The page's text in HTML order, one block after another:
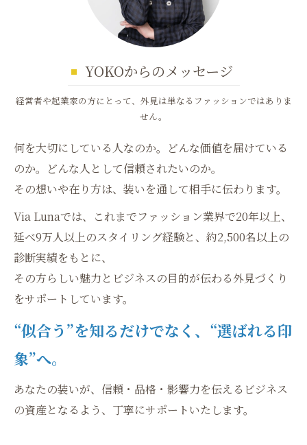
YOKOからのメッセージ
経営者や起業家の方にとって、外見は単なるファッションではありま
せん。
何を大切にしている人なのか。どんな価値を届けている
のか。どんな人として信頼されたいのか。
その想いや在り方は、装いを通して相手に伝わります。
Via Lunaでは、これまでファッション業界で20年以上、
延べ9万人以上のスタイリング経験と、約2,500名以上の
診断実績をもとに、
その方らしい魅力とビジネスの目的が伝わる外見づくり
をサポートしています。
“似合う”を知るだけでなく、“選ばれる印
象”へ。
あなたの装いが、信頼・品格・影響力を伝えるビジネス
の資産となるよう、丁寧にサポートいたします。